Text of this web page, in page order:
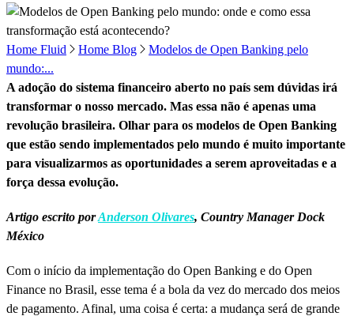
Home Fluid Home Blog
Modelos de Open Banking pelo
mundo:...
A adoção do sistema financeiro aberto no país sem dúvidas irá
transformar o nosso mercado. Mas essa não é apenas uma
revolução brasileira. Olhar para os modelos de Open Banking
que estão sendo implementados pelo mundo é muito importante
para visualizarmos as oportunidades a serem aproveitadas e a
força dessa evolução.
Artigo escrito porAnderson Olivares, Country Manager Dock
México
Com o início da implementação do Open Banking e do Open
Finance no Brasil, esse tema é a bola da vez do mercado dos meios
de pagamento. Afinal, uma coisa é certa: a mudança será de grande